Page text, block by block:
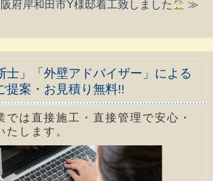
府岸和田市Y様邸着工致しました ≫
士」「外壁アドバイザー」による
提案・お見積り無料!!
では直接施工・直接管理で安心・
たします。